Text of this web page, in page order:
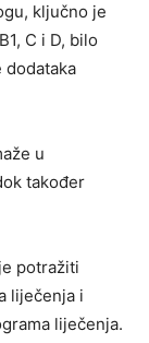
ključno je
C i D, bilo
u
također
potražiti
liječenja i
liječenja.